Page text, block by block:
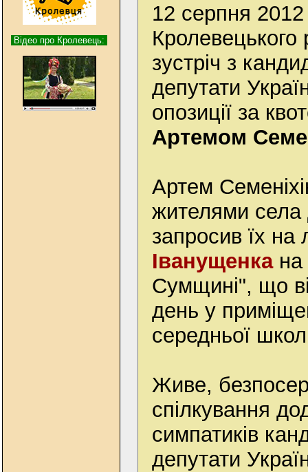
Відео про Кролевець:
12 серпня 2012
Кролевецького
зустріч з
депутати
опозиції за
Артемом
Артем
жителями села
запросив їх на
Іванущенкана
Сумщині", що
день у
середньої
Живе,
спілкування
симпатиків
депутати